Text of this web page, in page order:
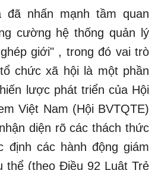
đã nhấn mạnh tầm quan
cường hệ thống quản lý
giới" , trong đó vai trò
chức xã hội là một phần
lược phát triển của Hội
Việt Nam (Hội BVTQTE)
diện rõ các thách thức
định các hành động giám
thể (theo Điều 92 Luật Trẻ